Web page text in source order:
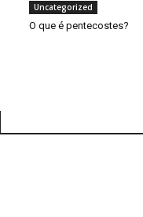
Uncategorized
O que é pentecostes?